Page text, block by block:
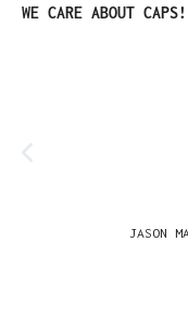
Produktgalerie
WE CARE ABOUT CAPS!
JASON